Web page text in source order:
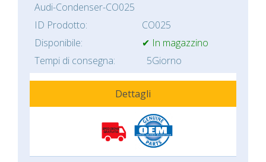
Audi-Condenser-CO025
ID Prodotto:
CO025
Disponibile:
✔ In magazzino
Tempi di consegna:
5Giorno
Dettagli